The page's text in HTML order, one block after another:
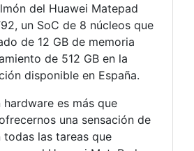
del Huawei Matepad
un SoC de 8 núcleos que
de 12 GB de memoria
de 512 GB en la
disponible en España.
es más que
una sensación de
las tareas que